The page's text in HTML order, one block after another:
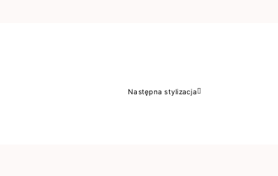
Następny
Następna stylizacja